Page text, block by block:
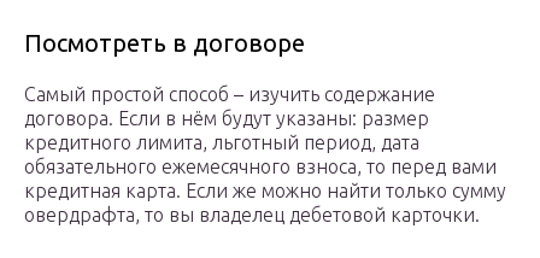
Посмотреть в договоре
Самый простой способ – изучить содержание
договора. Если в нём будут указаны: размер
кредитного лимита, льготный период, дата
обязательного ежемесячного взноса, то перед вами
кредитная карта. Если же можно найти только сумму
овердрафта, то вы владелец дебетовой карточки.